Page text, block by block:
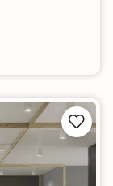

